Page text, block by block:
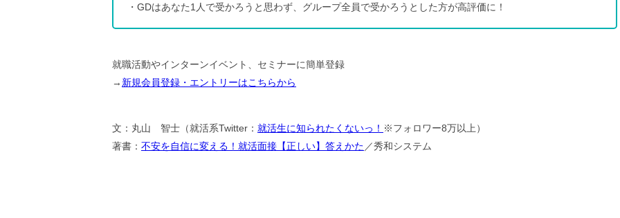
・GDはあなた1人で受かろうと思わず、グループ全員で受かろうとした方が高評価に！
就職活動やインターンイベント、セミナーに簡単登録
→ 新規会員登録・エントリーはこちらから
文：丸山 智士（就活系Twitter： 就活生に知られたくないっ！ ※フォロワー8万以上）
著書： 不安を自信に変える！就活面接【正しい】答えかた ／秀和システム